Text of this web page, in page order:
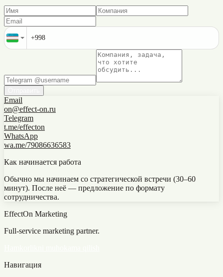
Email
on@effect-on.ru
Telegram
t.me/effecton
WhatsApp
wa.me/79086636583
Как начинается работа
Обычно мы начинаем со стратегической встречи (30–60
минут). После неё — предложение по формату
сотрудничества.
EffectOn Marketing
Full-service marketing partner.
Навигация